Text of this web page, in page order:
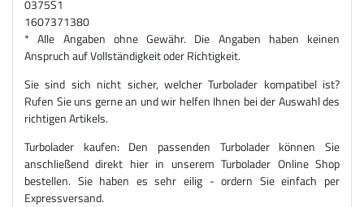
0375S1
1607371380
* Alle Angaben ohne Gewähr. Die Angaben haben keinen
Anspruch auf Vollständigkeit oder Richtigkeit.
Sie sind sich nicht sicher, welcher Turbolader kompatibel ist?
Rufen Sie uns gerne an und wir helfen Ihnen bei der Auswahl des
richtigen Artikels.
Turbolader kaufen: Den passenden Turbolader können Sie
anschließend direkt hier in unserem Turbolader Online Shop
bestellen. Sie haben es sehr eilig - ordern Sie einfach per
Expressversand.